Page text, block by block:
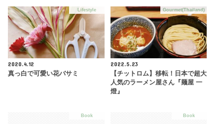
Lifestyle
2020.4.12
真っ白で可愛い花バサミ
Gourmet(Thailand)
2022.5.23
【チットロム】移転！日本で超大
人気のラーメン屋さん『麺屋 一
燈』
Book Book